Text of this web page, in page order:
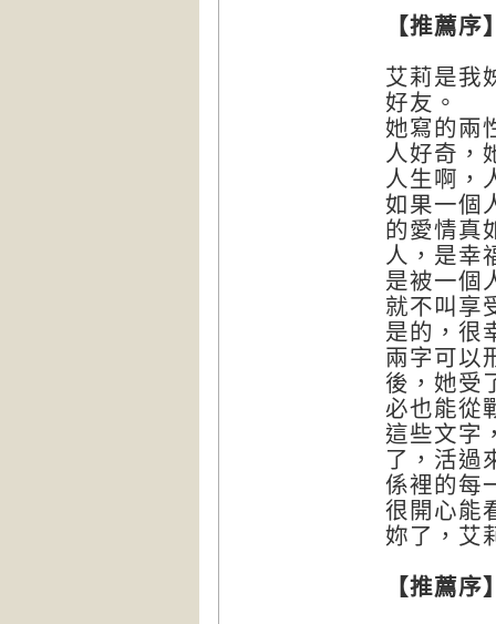
【推
艾莉是我
好友。
她寫的兩
人好奇，
人生啊，
如果一個
的愛情真
人，是幸
是被一個
就不叫享
是的，很
兩字可以
後，她受
必也能從
這些文字
了，活過
係裡的每
很開心能
妳了，艾
【推薦序